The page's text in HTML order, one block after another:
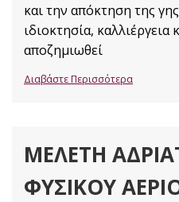
και την απόκτηση της
ιδιοκτησία, καλλιέργεια
αποζημιωθεί
Διαβάστε Περισσότερα
ΜΕΛΈΤΗ
ΦΥΣΙΚΟΎ